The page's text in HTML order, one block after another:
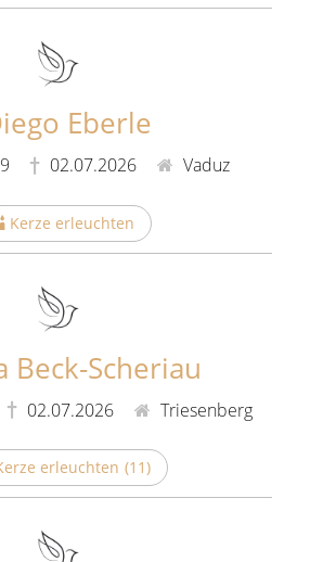
Eberle
02.07.2026 Vaduz
Kerze erleuchten
Beck-Scheriau
02.07.2026 Triesenberg
erleuchten (11)